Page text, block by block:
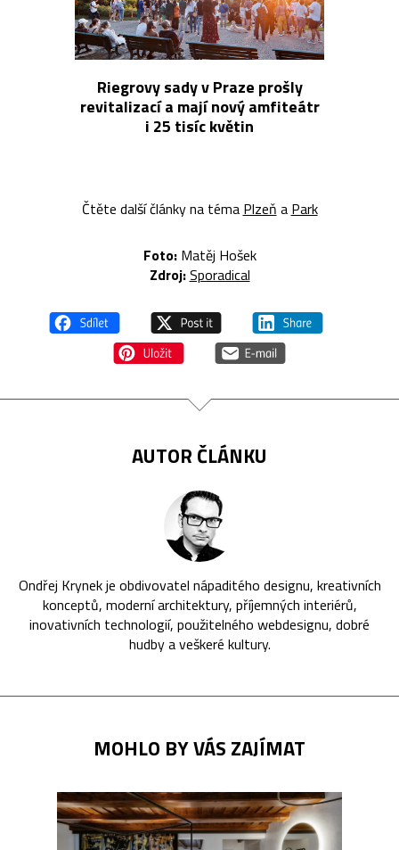
Riegrovy sady v Praze prošly
revitalizací a mají nový amfiteátr
i 25 tisíc květin
Čtěte další články na téma Plzeň a Park
Foto:Matěj Hošek
Zdroj:Sporadical
AUTOR ČLÁNKU
Ondřej Krynek je obdivovatel nápaditého designu, kreativních
konceptů, moderní architektury, příjemných interiérů,
inovativních technologií, použitelného webdesignu, dobré
hudby a veškeré kultury.
MOHLO BY VÁS ZAJÍMAT